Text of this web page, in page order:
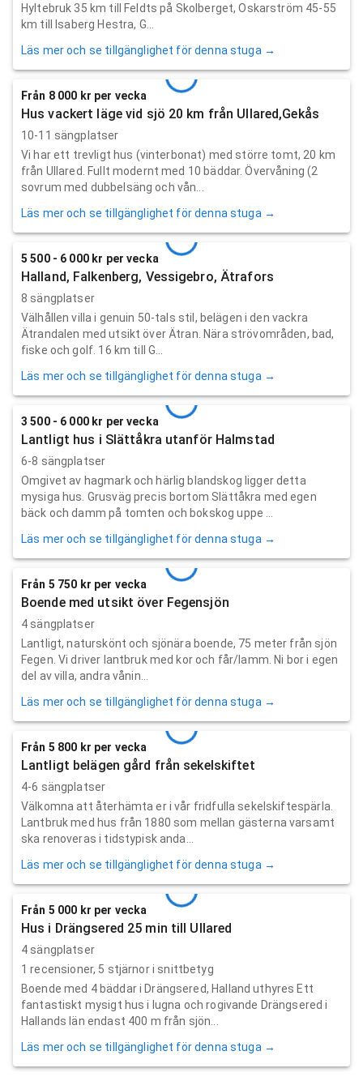
Hyltebruk 35 km till Feldts på Skolberget, Oskarström 45-55
km till Isaberg Hestra, G...
Läs mer och se tillgänglighet för denna stuga →
Från 8 000 kr per vecka
Hus vackert läge vid sjö 20 km från Ullared,Gekås
10-11 sängplatser
Vi har ett trevligt hus (vinterbonat) med större tomt, 20 km
från Ullared. Fullt modernt med 10 bäddar. Övervåning (2
sovrum med dubbelsäng och vån...
Läs mer och se tillgänglighet för denna stuga →
5 500 - 6 000 kr per vecka
Halland, Falkenberg, Vessigebro, Ätrafors
8 sängplatser
Välhållen villa i genuin 50-tals stil, belägen i den vackra
Ätrandalen med utsikt över Ätran. Nära strövområden, bad,
fiske och golf. 16 km till G...
Läs mer och se tillgänglighet för denna stuga →
3 500 - 6 000 kr per vecka
Lantligt hus i Slättåkra utanför Halmstad
6-8 sängplatser
Omgivet av hagmark och härlig blandskog ligger detta
mysiga hus. Grusväg precis bortom Slättåkra med egen
bäck och damm på tomten och bokskog uppe ...
Läs mer och se tillgänglighet för denna stuga →
Från 5 750 kr per vecka
Boende med utsikt över Fegensjön
4 sängplatser
Lantligt, naturskönt och sjönära boende, 75 meter från sjön
Fegen. Vi driver lantbruk med kor och får/lamm. Ni bor i egen
del av villa, andra vånin...
Läs mer och se tillgänglighet för denna stuga →
Från 5 800 kr per vecka
Lantligt belägen gård från sekelskiftet
4-6 sängplatser
Välkomna att återhämta er i vår fridfulla sekelskiftespärla.
Lantbruk med hus från 1880 som mellan gästerna varsamt
ska renoveras i tidstypisk anda...
Läs mer och se tillgänglighet för denna stuga →
Från 5 000 kr per vecka
Hus i Drängsered 25 min till Ullared
4 sängplatser
1 recensioner, 5 stjärnor i snittbetyg
Boende med 4 bäddar i Drängsered, Halland uthyres Ett
fantastiskt mysigt hus i lugna och rogivande Drängsered i
Hallands län endast 400 m från sjön...
Läs mer och se tillgänglighet för denna stuga →